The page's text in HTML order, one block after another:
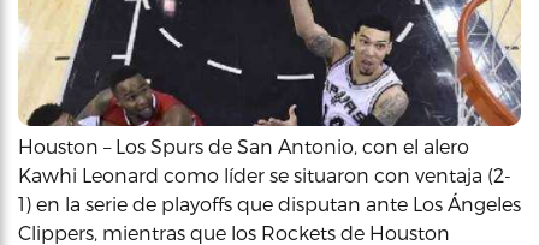
Houston – Los Spurs de San Antonio, con el alero
Kawhi Leonard como líder se situaron con ventaja (2-
1) en la serie de playoffs que disputan ante Los Ángeles
Clippers, mientras que los Rockets de Houston